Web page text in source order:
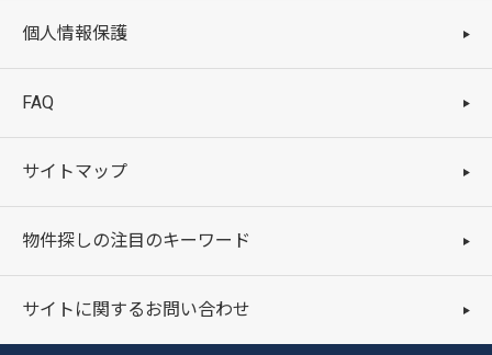
個人情報保護
FAQ
サイトマップ
物件探しの注目のキーワード
サイトに関するお問い合わせ